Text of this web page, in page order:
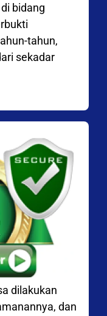
bidang
tahun,
sekadar
dilakukan
dan